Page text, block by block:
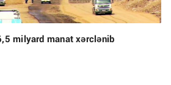
milyard manat xərclənib